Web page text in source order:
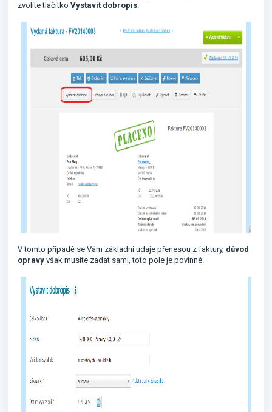
zvolíte tlačítko Vystavit dobropis.
V tomto případě se Vám základní údaje přenesou z faktury, důvod
opravy však musíte zadat sami, toto pole je povinné.